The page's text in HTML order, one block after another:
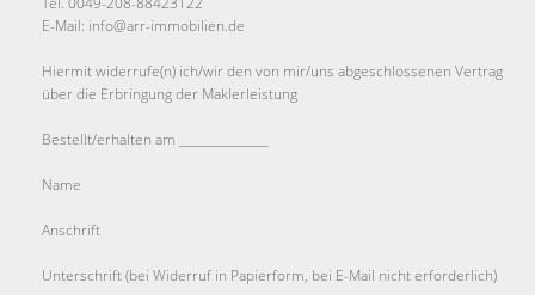
E-Mail: info@arr-immobilien.de
Hiermit widerrufe(n) ich/wir den von mir/uns abgeschlossenen Vertrag
über die Erbringung der Maklerleistung
Bestellt/erhalten am _______________
Name
Anschrift
Unterschrift (bei Widerruf in Papierform, bei E-Mail nicht erforderlich)